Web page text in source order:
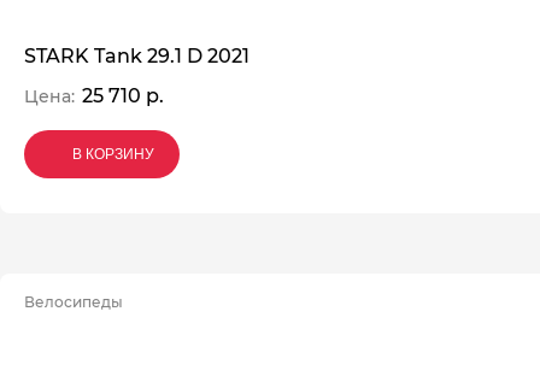
STARK Tank 29.1 D 2021
Цена: 25 710 р.
В КОРЗИНУ
В КОРЗИНУ
В КОРЗИНУ
Велосипеды